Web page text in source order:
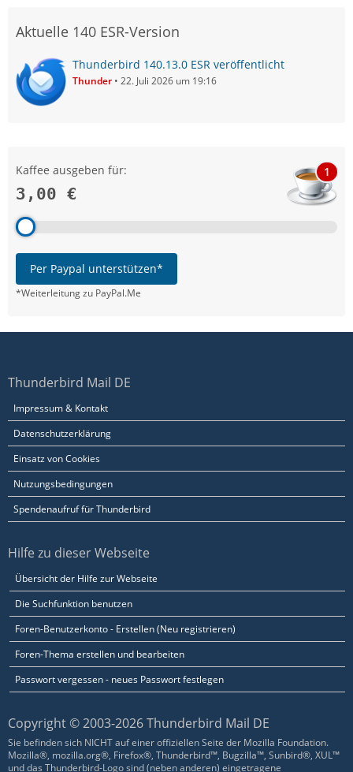
Aktuelle 140 ESR-Version
Thunderbird 140.13.0 ESR veröffentlicht
Thunder 22. Juli 2026 um 19:16
Kaffee ausgeben für:
3,00 €
1
Per Paypal unterstützen*
*Weiterleitung zu PayPal.Me
Thunderbird Mail DE
Impressum & Kontakt
Datenschutzerklärung
Einsatz von Cookies
Nutzungsbedingungen
Spendenaufruf für Thunderbird
Hilfe zu dieser Webseite
Übersicht der Hilfe zur Webseite
Die Suchfunktion benutzen
Foren-Benutzerkonto - Erstellen (Neu registrieren)
Foren-Thema erstellen und bearbeiten
Passwort vergessen - neues Passwort festlegen
Copyright © 2003-2026 Thunderbird Mail DE
Sie befinden sich NICHT auf einer offiziellen Seite der Mozilla Foundation.
Mozilla®, mozilla.org®, Firefox®, Thunderbird™, Bugzilla™, Sunbird®, XUL™
und das Thunderbird-Logo sind (neben anderen) eingetragene